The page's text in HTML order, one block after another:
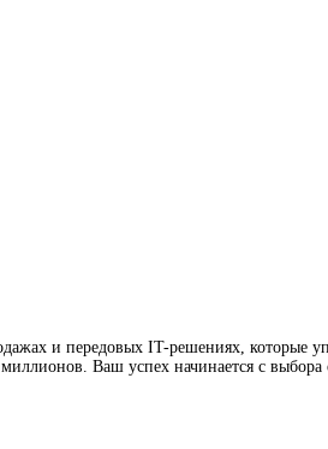
и передовых IT-решениях,
Ваш успех начинается с выбора